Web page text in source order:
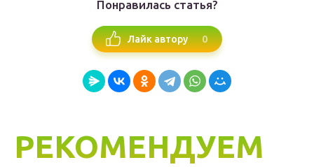
Понравилась статья?
Лайк автору 0
РЕКОМЕНДУЕМ